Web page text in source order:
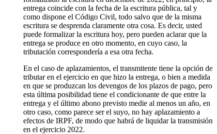
entrega coincide con la fecha de la escritura pública, tal y
como dispone el Código Civil, todo salvo que de la misma
escritura se desprenda claramente otra cosa. Es decir, usted
puede formalizar la escritura hoy, pero pueden aclarar que la
entrega se produce en otro momento, en cuyo caso, la
tributación correspondería a esa otra fecha.
En el caso de aplazamientos, el transmitente tiene la opción de
tributar en el ejercicio en que hizo la entrega, o bien a medida
en que se produzcan los devengos de los plazos de pago, pero
esta última posibilidad tiene el condicionante de que entre la
entrega y el último abono previsto medie al menos un año, en
otro caso, como parece ser el suyo, no hay aplazamiento a
efectos de IRPF, de modo que habrá de liquidar la transmisión
en el ejercicio 2022.